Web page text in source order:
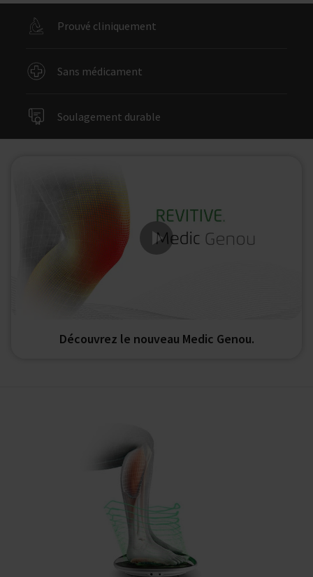
Prouvé cliniquement
Sans médicament
Soulagement durable
Découvrez le nouveau Medic Genou.